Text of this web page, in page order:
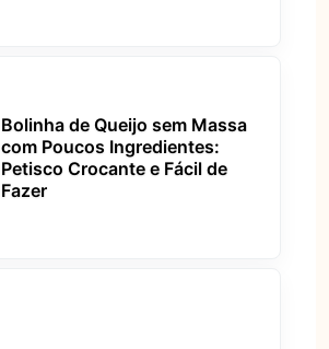
Bolinha de Queijo sem Massa
com Poucos Ingredientes:
Petisco Crocante e Fácil de
Fazer